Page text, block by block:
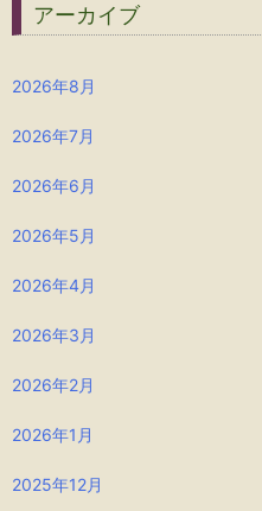
アーカイブ
2026年8月
2026年7月
2026年6月
2026年5月
2026年4月
2026年3月
2026年2月
2026年1月
2025年12月